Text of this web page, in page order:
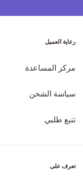
رعاية العميل
مركز المساعدة
سياسة الشحن
تتبع طلبي
تعرف على